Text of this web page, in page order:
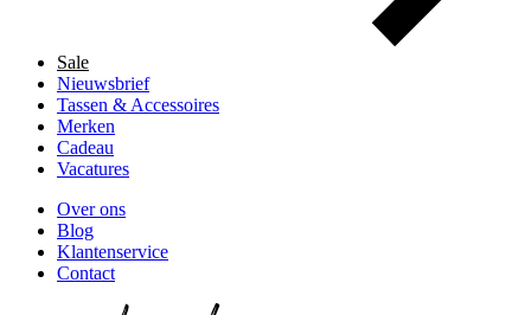
Sale
Nieuwsbrief
Tassen & Accessoires
Merken
Cadeau
Vacatures
Over ons
Blog
Klantenservice
Contact